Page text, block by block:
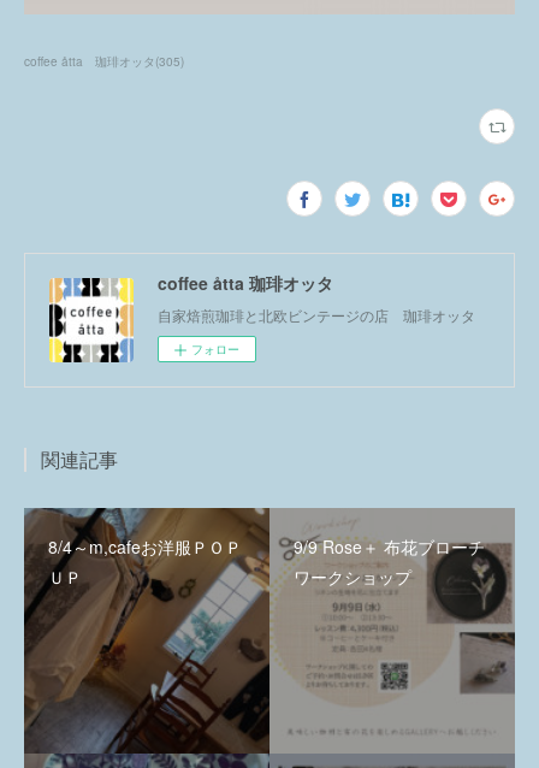
coffee åtta 珈琲オッタ (305)
coffee åtta 珈琲オッタ
自家焙煎珈琲と北欧ビンテージの店 珈琲オッタ
フォロー
関連記事
8/4～m,cafeお洋服ＰＯＰ
ＵＰ
9/9 Rose＋ 布花ブローチ
ワークショップ